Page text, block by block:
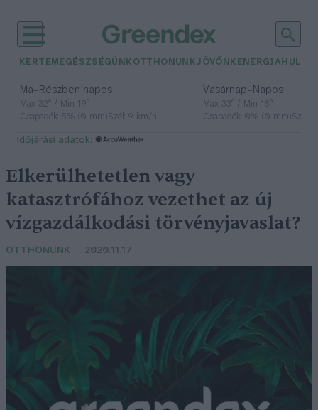
KERTEM EGÉSZSÉGÜNK OTTHONUNKJÖVŐNK ENERGIA
Ma– Részben napos
Max 32° / Min 19°
Csapadék: 5% (0 mm)Szél: 9 km/h
Vasárnap– Napos
Max 33° / Min 18°
Csapadék: 0% (0 mm)Szél:
időjárási adatok:
Elkerülhetetlen vagy
katasztrófához vezethet az új
vízgazdálkodási törvényjavaslat?
OTTHONUNK 2020.11.17